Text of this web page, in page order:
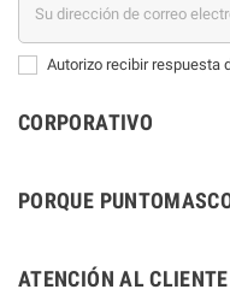
Autorizo recibir respuesta
CORPORATIVO
PORQUE
ATENCIÓN AL CLIENTE